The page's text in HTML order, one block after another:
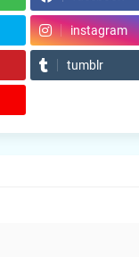
instagram
tumblr